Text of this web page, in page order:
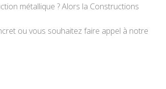
métallique ? Alors la Constructions
ou vous souhaitez faire appel à notre